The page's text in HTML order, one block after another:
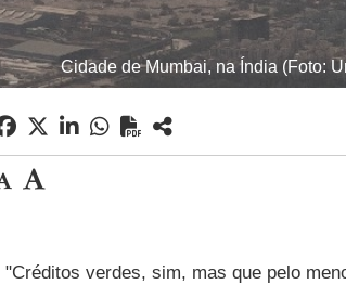
Cidade de Mumbai, na Índia (Foto:
"Créditos verdes, sim, mas que pelo